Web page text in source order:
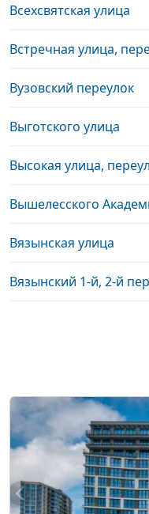
Всехсвятская улица
Встречная улица,
Вузовский переулок
Выготского улица
Высокая улица,
Вышелесского
Вязынская улица
Вязынский 1-й, 2-й